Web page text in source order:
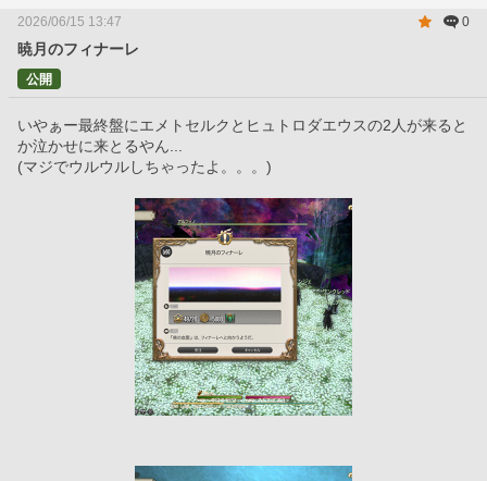
2026/06/15 13:47 0
暁月のフィナーレ
公開
いやぁー最終盤にエメトセルクとヒュトロダエウスの2人が来ると
か泣かせに来とるやん...
(マジでウルウルしちゃったよ。。。)